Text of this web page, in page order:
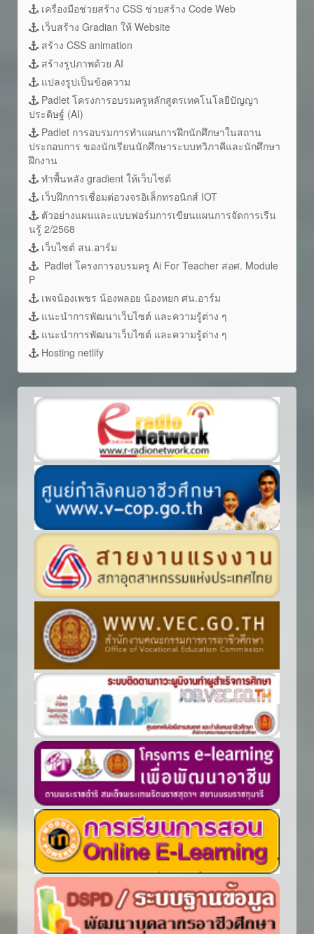
เครื่องมือช่วยสร้าง CSS ช่วยสร้าง Code Web
เว็บสร้าง Gradian ให้ Website
สร้าง CSS animation
สร้างรูปภาพด้วย AI
แปลงรูปเป็นข้อความ
Padlet โครงการอบรมครูหลักสูตรเทคโนโลยีปัญญา
ประดิษฐ์ (AI)
Padlet การอบรมการทำแผนการฝึกนักศึกษาในสถาน
ประกอบการ ของนักเรียนนักศึกษาระบบทวิภาคีและนักศึกษา
ฝึกงาน
ทำพื้นหลัง gradient ให้เว็บไซต์
เว็บฝึกการเชื่อมต่อวงจรอิเล็กทรอนิกส์ IOT
ตัวอย่างแผนและแบบฟอร์มการเขียนแผนการจัดการเรีน
นรู้ 2/2568
เว็บไซต์ สน.อาร์ม
Padlet โครงการอบรมครู Ai For Teacher สอศ. Module
P
เพจน้องเพชร น้องพลอย น้องหยก ศน.อาร์ม
แนะนำการพัฒนาเว็บไซต์ และความรู้ต่าง ๆ
แนะนำการพัฒนาเว็บไซต์ และความรู้ต่าง ๆ
Hosting netlify